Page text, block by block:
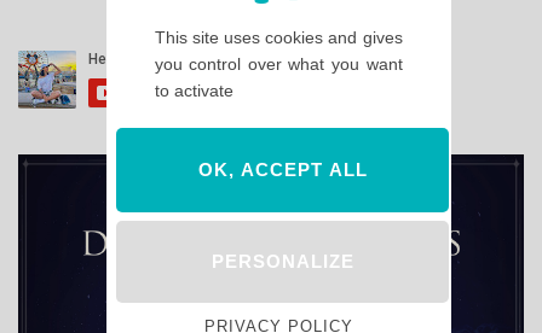
This site uses cookies and gives
you control over what you want
to activate
OK, ACCEPT ALL
PERSONALIZE
PRIVACY POLICY